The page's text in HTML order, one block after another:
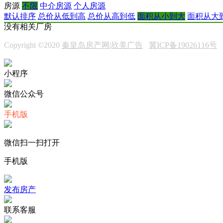
房源 不限 中介房源 个人房源
默认排序 总价从低到高 总价从高到低 面积从小到大 面积从大
没有相关厂房
Copyright ©2020 秦皇岛房产网|欣美广告 冀ICP备19026116号
小程序
微信公众号
手机版
微信扫一扫打开
手机版
发布房产
联系客服